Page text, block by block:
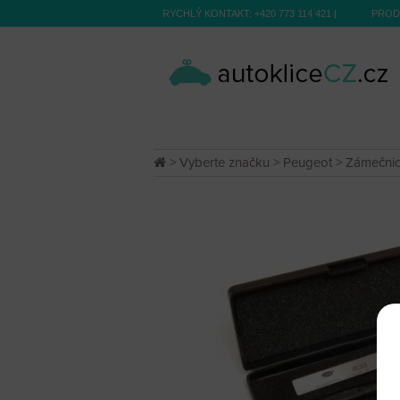
RYCHLÝ KONTAKT: +420 773 114 421 |
> Vyberte značku > Peugeot >